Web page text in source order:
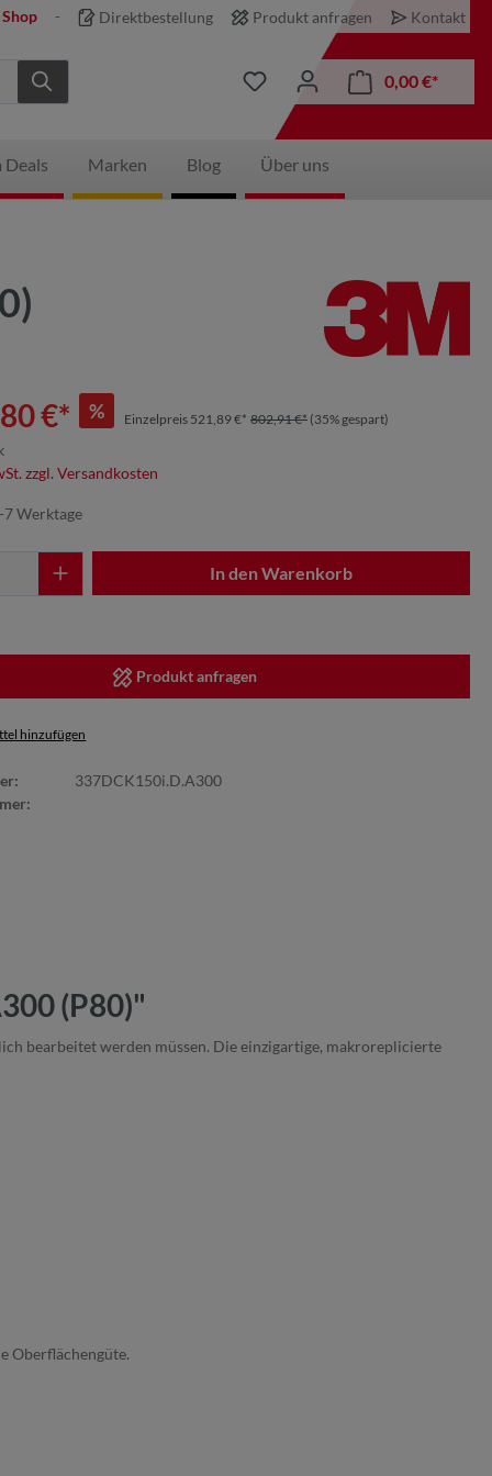
Direktbestellung Produkt anfragen Kontakt
0,00 €*
Deals Marken Blog Über uns
€* % Einzelpreis 521,89 €* 802,91 €* (35% gespart)
zzgl. Versandkosten
Werktage
In den Warenkorb
Produkt anfragen
hinzufügen
337DCK150i.D.A300
(P80)"
bearbeitet werden müssen. Die einzigartige, makro­replicierte
Oberflächengüte.